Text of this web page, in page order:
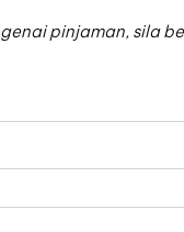
pinjaman, sila